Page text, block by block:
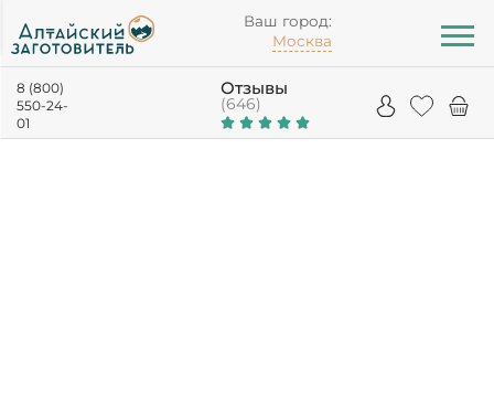
Ваш город:
Москва
8 (800)
550-24-
01
Отзывы
(646)